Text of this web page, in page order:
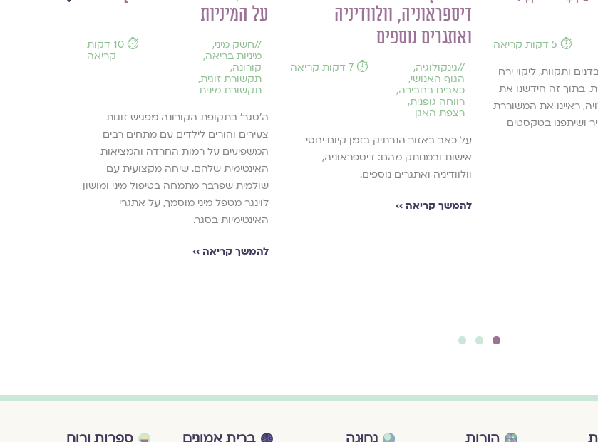
⏱️ 5 דקות קריאה
ותקוות, ליקוי ירח
בתוך זה חידשנו את
ראיינו את המשוררת
ושיתפנו בטקסטים
דיספראוניה, וולוודיניה
ואתגרים נוספים
//גינקולוגיה,
הגוף האנושי,
כאבים בחבירה,
רווחה גופנית,
רצפת האגן
⏱️ 7 דקות קריאה
על כאב באזור הנרתיק בזמן קיום יחסי
אישות ובמנותק מהם: דיספראוניה,
וולוודיניה ואתגרים נוספים.
להמשך קריאה ››
על המיניות
//חשק מיני,
מיניות בריאה,
קורונה,
תקשורת זוגית,
תקשורת מינית
⏱️ 10 דקות
קריאה
ה׳סגר׳ בתקופת הקורונה מפגיש זוגות
צעירים והורים לילדים עם מתחים רבים
המשפיעים על רמות החרדה והמציאות
האינטימית שלהם. שיחה מקצועית עם
שולמית שפרבר מתמחה בטיפול מיני ומושון
לוינגר מטפל מיני מוסמך, על אתגרי
האינטימיות בסגר.
להמשך קריאה ››
1